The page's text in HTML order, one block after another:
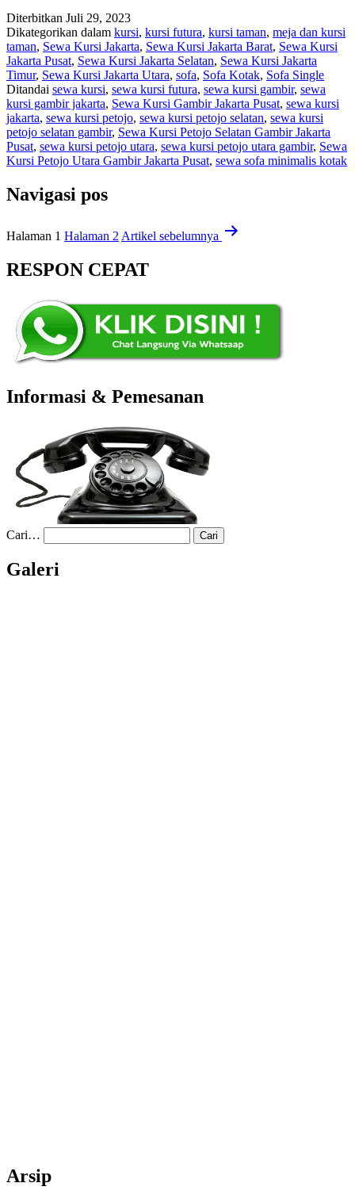
Diterbitkan Juli 29, 2023
Dikategorikan dalam kursi, kursi futura, kursi taman, meja dan kursi
taman, Sewa Kursi Jakarta, Sewa Kursi Jakarta Barat, Sewa Kursi
Jakarta Pusat, Sewa Kursi Jakarta Selatan, Sewa Kursi Jakarta
Timur, Sewa Kursi Jakarta Utara, sofa, Sofa Kotak, Sofa Single
Ditandai sewa kursi, sewa kursi futura, sewa kursi gambir, sewa
kursi gambir jakarta, Sewa Kursi Gambir Jakarta Pusat, sewa kursi
jakarta, sewa kursi petojo, sewa kursi petojo selatan, sewa kursi
petojo selatan gambir, Sewa Kursi Petojo Selatan Gambir Jakarta
Pusat, sewa kursi petojo utara, sewa kursi petojo utara gambir, Sewa
Kursi Petojo Utara Gambir Jakarta Pusat, sewa sofa minimalis kotak
Navigasi pos
Halaman 1 Halaman 2 Artikel sebelumnya
RESPON CEPAT
Informasi & Pemesanan
Cari…
Galeri
Arsip